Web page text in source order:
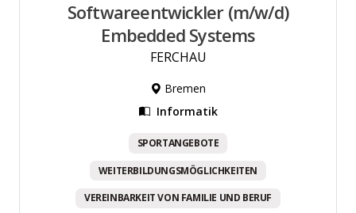
Softwareentwickler (m/w/d)
Embedded Systems
FERCHAU
Bremen
Informatik
SPORTANGEBOTE
WEITERBILDUNGSMÖGLICHKEITEN
VEREINBARKEIT VON FAMILIE UND BERUF